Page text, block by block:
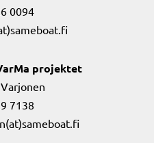
0094
projektet
7138